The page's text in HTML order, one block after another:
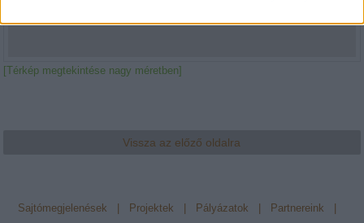
[Térkép megtekintése nagy méretben]
Vissza az előző oldalra
Sajtómegjelenések Projektek Pályázatok Partnereink